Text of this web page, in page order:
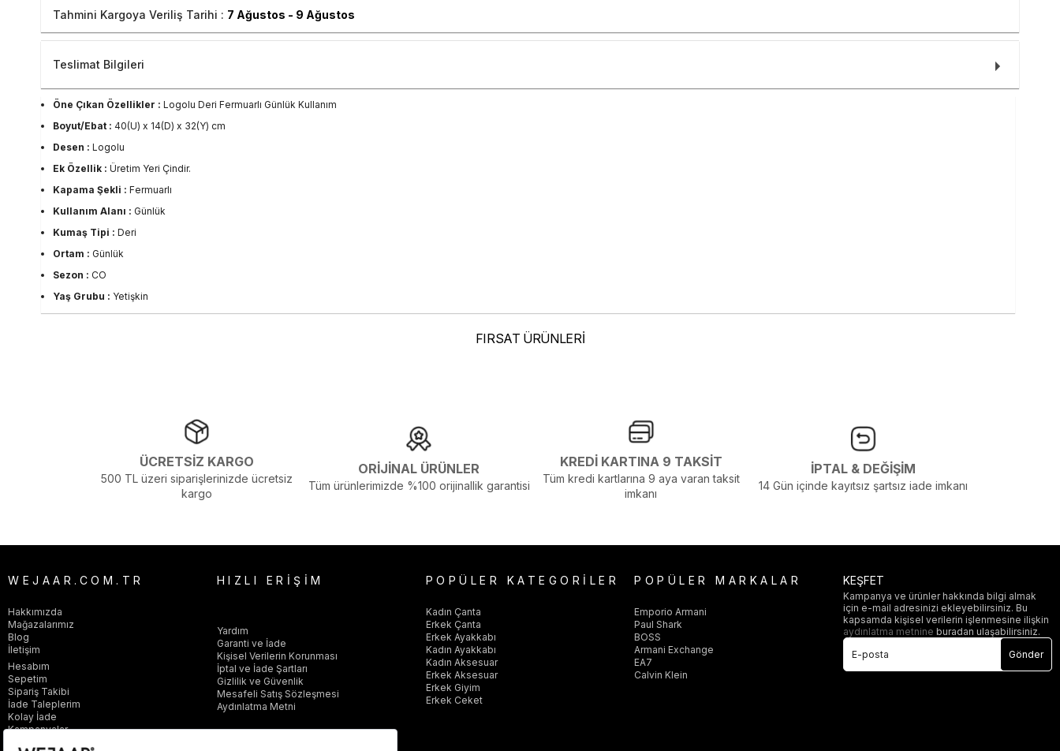
Tahmini Kargoya Veriliş Tarihi : 7 Ağustos - 9 Ağustos
Teslimat Bilgileri
Öne Çıkan Özellikler : Logolu Deri Fermuarlı Günlük Kullanım
Boyut/Ebat : 40(U) x 14(D) x 32(Y) cm
Desen : Logolu
Ek Özellik : Üretim Yeri Çindir.
Kapama Şekli : Fermuarlı
Kullanım Alanı : Günlük
Kumaş Tipi : Deri
Ortam : Günlük
Sezon : CO
Yaş Grubu : Yetişkin
Görsel Açıklaması :Stüdyo Çekim Ortamında Bulunan Işık ve Gölgelenmelerden Dolayı Renk Farklılıkları Olabilir
FIRSAT ÜRÜNLERİ
ÜCRETSİZ KARGO
500 TL üzeri siparişlerinizde ücretsiz
kargo
ORİJİNAL ÜRÜNLER
Tüm ürünlerimizde %100 orijinallik garantisi
KREDİ KARTINA 9 TAKSİT
Tüm kredi kartlarına 9 aya varan taksit
imkanı
İPTAL & DEĞİŞİM
14 Gün içinde kayıtsız şartsız iade imkanı
WEJAAR.COM.TR
Hakkımızda
Mağazalarımız
Blog
İletişim
Hesabım
Sepetim
Sipariş Takibi
İade Taleplerim
Kolay İade
Kampanyalar
HIZLI ERİŞİM
Yardım
Garanti ve İade
Kişisel Verilerin Korunması
İptal ve İade Şartları
Gizlilik ve Güvenlik
Mesafeli Satış Sözleşmesi
Aydınlatma Metni
POPÜLER KATEGORİLER
Kadın Çanta
Erkek Çanta
Erkek Ayakkabı
Kadın Ayakkabı
Kadın Aksesuar
Erkek Aksesuar
Erkek Giyim
Erkek Ceket
POPÜLER MARKALAR
Emporio Armani
Paul Shark
BOSS
Armani Exchange
EA7
Calvin Klein
KEŞFET
Kampanya ve ürünler hakkında bilgi almak
için e-mail adresinizi ekleyebilirsiniz. Bu
kapsamda kişisel verilerin işlenmesine ilişkin
aydınlatma metnineburadan ulaşabilirsiniz.
Gönder